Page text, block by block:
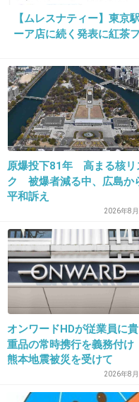
13. 匿名 2016/02/06(土) 13:59:08
14. 匿名2016/02/06(土) 13:59:09
大丈夫大丈夫！
隠せるよー！
15. 匿名2016/02/06(土) 13:59:10
タトゥー嫌い。
【ムレスナティー】東
ーア店に続く発表に紅茶
原爆投下81年 高まる核リ
ク 被爆者減る中、広島か
平和訴え
2026年8月
オンワードHDが従業員に貴
重品の常時携行を義務付け
熊本地震被災を受けて
2026年8月